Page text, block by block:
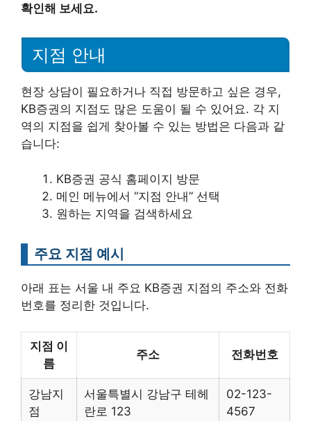
확인해 보세요.
지점 안내
현장 상담이 필요하거나 직접 방문하고 싶은 경우,
KB증권의 지점도 많은 도움이 될 수 있어요. 각 지
역의 지점을 쉽게 찾아볼 수 있는 방법은 다음과 같
습니다:
KB증권 공식 홈페이지 방문
메인 메뉴에서 “지점 안내” 선택
원하는 지역을 검색하세요
주요 지점 예시
아래 표는 서울 내 주요 KB증권 지점의 주소와 전화
번호를 정리한 것입니다.
지점 이
름
주소 전화번호
강남지
점
서울특별시 강남구 테헤
란로 123
02-123-
4567